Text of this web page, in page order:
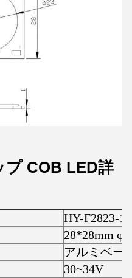
プ COB LED詳
HY-F2823-
28*28mm
アルミベー
30~34V